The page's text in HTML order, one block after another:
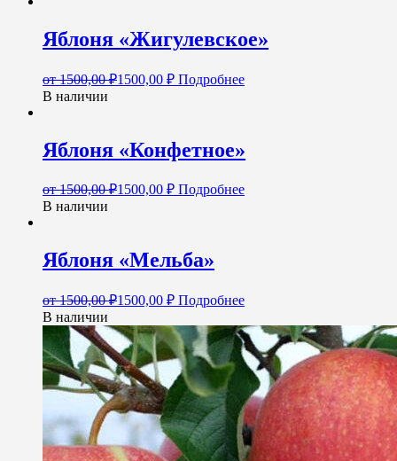
Яблоня «Жигулевское»
от1500,00₽1500,00 ₽ Подробнее
В наличии
Яблоня «Конфетное»
от1500,00₽1500,00 ₽ Подробнее
В наличии
Яблоня «Мельба»
от1500,00₽1500,00 ₽ Подробнее
В наличии